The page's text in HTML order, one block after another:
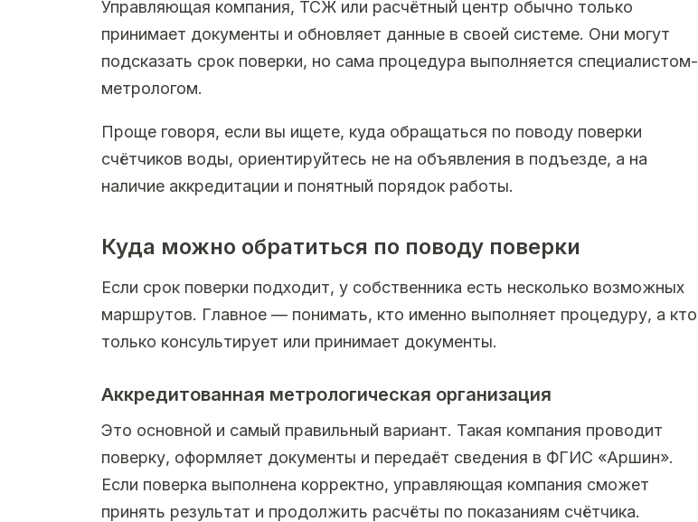
Управляющая компания, ТСЖ или расчётный центр обычно только
принимает документы и обновляет данные в своей системе. Они могут
подсказать срок поверки, но сама процедура выполняется специалистом-
метрологом.
Проще говоря, если вы ищете, куда обращаться по поводу поверки
счётчиков воды, ориентируйтесь не на объявления в подъезде, а на
наличие аккредитации и понятный порядок работы.
Куда можно обратиться по поводу поверки
Если срок поверки подходит, у собственника есть несколько возможных
маршрутов. Главное — понимать, кто именно выполняет процедуру, а кто
только консультирует или принимает документы.
Аккредитованная метрологическая организация
Это основной и самый правильный вариант. Такая компания проводит
поверку, оформляет документы и передаёт сведения в ФГИС «Аршин».
Если поверка выполнена корректно, управляющая компания сможет
принять результат и продолжить расчёты по показаниям счётчика.